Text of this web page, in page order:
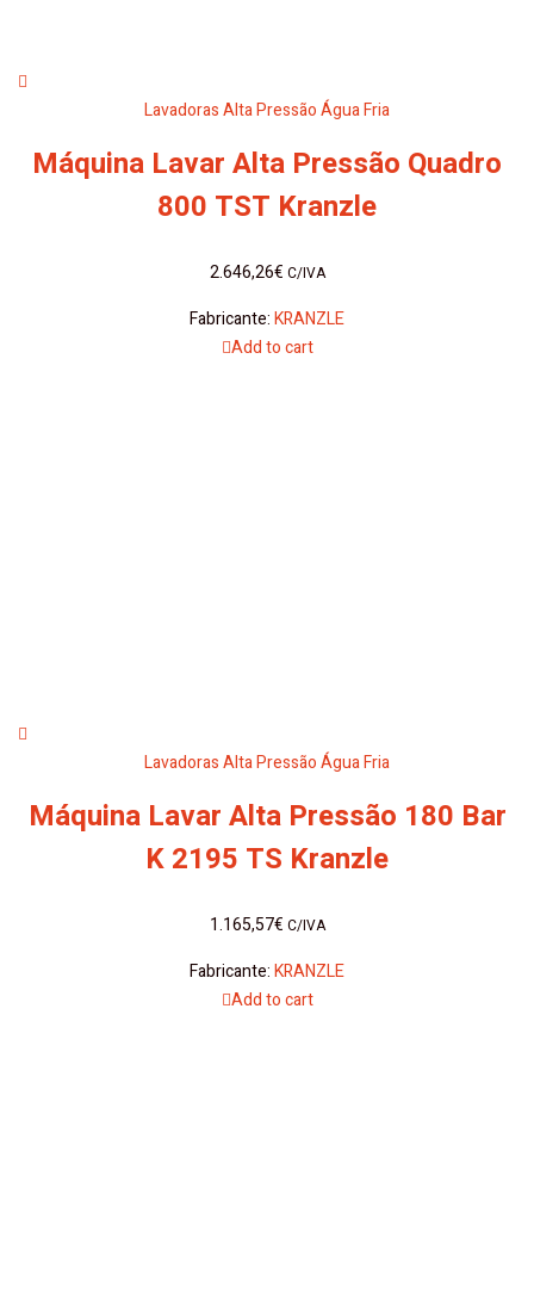
Lavadoras Alta Pressão Água Fria
Máquina Lavar Alta Pressão Quadro
800 TST Kranzle
2.646,26€ C/IVA
Fabricante:KRANZLE
Add to cart
Lavadoras Alta Pressão Água Fria
Máquina Lavar Alta Pressão 180 Bar
K 2195 TS Kranzle
1.165,57€ C/IVA
Fabricante:KRANZLE
Add to cart